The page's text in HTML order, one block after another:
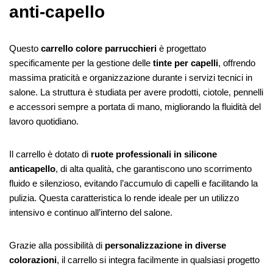
anti-capello
Questo carrello colore parrucchieri è progettato
specificamente per la gestione delle tinte per capelli, offrendo
massima praticità e organizzazione durante i servizi tecnici in
salone. La struttura è studiata per avere prodotti, ciotole, pennelli
e accessori sempre a portata di mano, migliorando la fluidità del
lavoro quotidiano.
Il carrello è dotato di ruote professionali in silicone
anticapello, di alta qualità, che garantiscono uno scorrimento
fluido e silenzioso, evitando l’accumulo di capelli e facilitando la
pulizia. Questa caratteristica lo rende ideale per un utilizzo
intensivo e continuo all’interno del salone.
Grazie alla possibilità di personalizzazione in diverse
colorazioni, il carrello si integra facilmente in qualsiasi progetto